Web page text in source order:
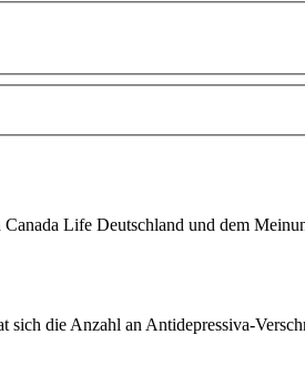
Life Deutschland und dem
sich die Anzahl an Antidepressiva-